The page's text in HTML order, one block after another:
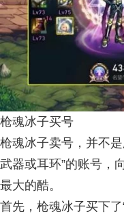
枪魂冰子买号
枪魂冰子卖号，并不
武器或耳环”的账号，
最大的酷。
首先，枪魂冰子买下